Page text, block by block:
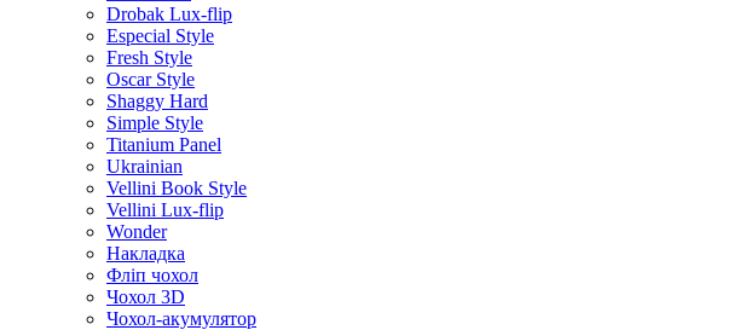
Drobak Lux-flip
Especial Style
Fresh Style
Oscar Style
Shaggy Hard
Simple Style
Titanium Panel
Ukrainian
Vellini Book Style
Vellini Lux-flip
Wonder
Накладка
Фліп чохол
Чохол 3D
Чохол-акумулятор